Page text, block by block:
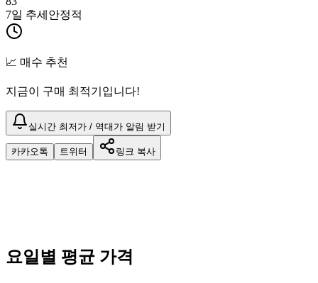
7일 추세 안정적
📈 매수 추천
지금이 구매 최적기입니다!
실시간 최저가 / 역대가 알림 받기
카카오톡 트위터 링크 복사
요일별 평균 가격